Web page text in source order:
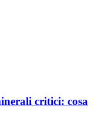
critici: cosa